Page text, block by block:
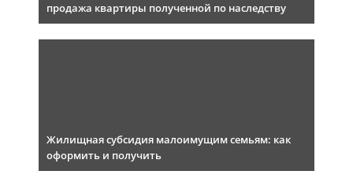
продажа квартиры полученной по наследству
Жилищная субсидия малоимущим семьям: как
оформить и получить